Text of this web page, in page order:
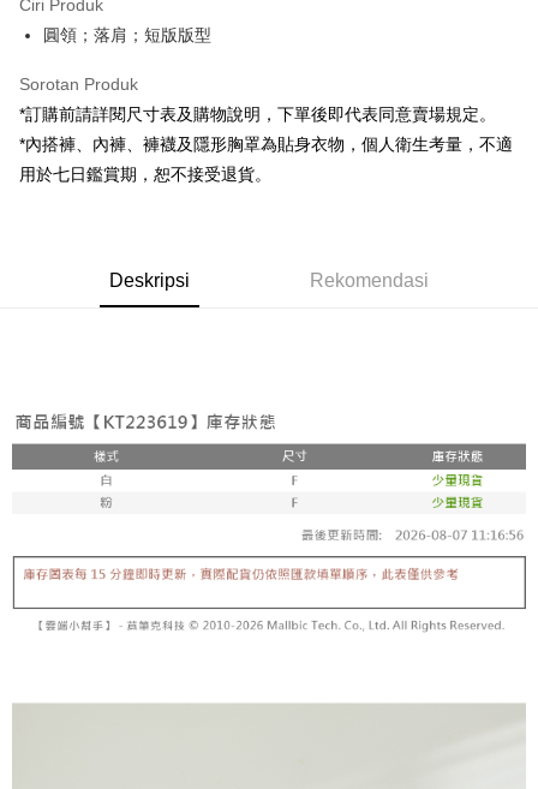
Apple Pay
Google Pay
OP Pay Later
Deskripsi
pengguna Taiwan Mobile tanpa memerlukan permohonan tambahan.
disahkan.
Had kredit yang diluluskan, tempoh ansuran yang tersedia, dan yuran
yang dikenakan adalah tertakluk kepada maklumat yang dinyatakan
Jika transaksi tidak disahkan dalam masa 30 minit selepas pesanan
dibuat, atau jika permohonan gagal dalam proses semakan, pesanan
peringkat "semakan manual", ini bermakna kriteria pemarkahan sistem
Pertama, Mengenai Perkhidmatan AFTEE Beli Sekarang Bayar Kemudian
1. Dengan memilih AFTEE sebagai kaedah pembayaran, mesej
4. Setelah pesanan disahkan, anda akan menerima SMS pembayaran
manakala ahli aplikasi akan menerima pemberitahuan tolak aplikasi
5. Tiada bayaran diperlukan apabila anda menerima produk. Sila buat
pembayaran di empat kedai serbaneka utama, ATM atau perbankan
dalam talian dengan SMS pembayaran atau pemberitahuan tolak aplikasi
bagaimanapun, bagi mereka yang telah memuat turun Aplikasi AFTEE
dan mendaftar sebagai ahli AFTEE boleh menikmati tempoh pembayaran
Tempoh pembayaran dikira dari masa kedai meminta pembayaran anda,
Pemindahan ATM
NT$60/pesanan | Penghantaran percuma untuk pesanan
NT$1,800 atau lebih
付款後全家取貨
NT$60/pesanan | Penghantaran percuma untuk pesanan
NT$1,600 atau lebih
已關閉，請勿下單
Ciri Produk
圓領；落肩；短版版型
Sorotan Produk
*訂購前請詳閱尺寸表及購物說明，下單後即代表同意賣場規定。
*內搭褲、內褲、褲襪及隱形胸罩為貼身衣物，個人衛生考量，不適
用於七日鑑賞期，恕不接受退貨。
Deskripsi Rekomendasi